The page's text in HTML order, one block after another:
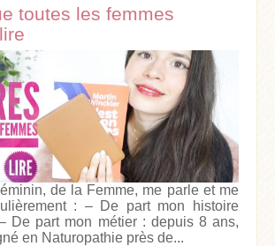
toutes les femmes
de la Femme, me parle et me
: – De part mon histoire
De part mon métier : depuis 8 ans,
en Naturopathie près de...